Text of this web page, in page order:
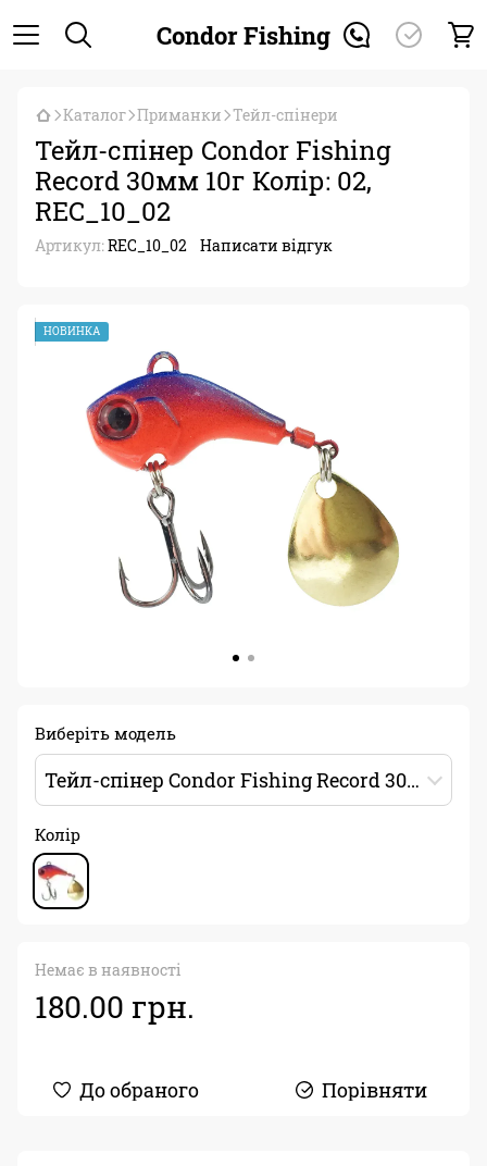
Condor Fishing
Каталог Приманки Тейл-спінери
Тейл-спінер Condor Fishing
Record 30мм 10г Колір: 02,
REC_10_02
Артикул:REC_10_02 Написати відгук
НОВИНКА
Виберіть модель
Тейл-спінер Condor Fishing Record 30мм 10г Колір: 02
Колір
Немає в наявності
180.00 грн.
До обраного Порівняти